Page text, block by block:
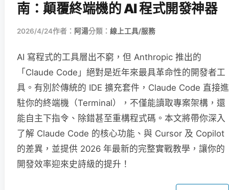
南：顛覆終端機的 AI 程式開發神器
2026/4/24作者： 阿湯分類： 線上工具/服務
AI 寫程式的工具層出不窮，但 Anthropic 推出的
「Claude Code」絕對是近年來最具革命性的開發者工
具。有別於傳統的 IDE 擴充套件，Claude Code 直接進
駐你的終端機（Terminal），不僅能讀取專案架構，還
能自主下指令、除錯甚至重構程式碼。本文將帶你深入
了解 Claude Code 的核心功能、與 Cursor 及 Copilot
的差異，並提供 2026 年最新的完整實戰教學，讓你的
開發效率迎來史詩級的提升！